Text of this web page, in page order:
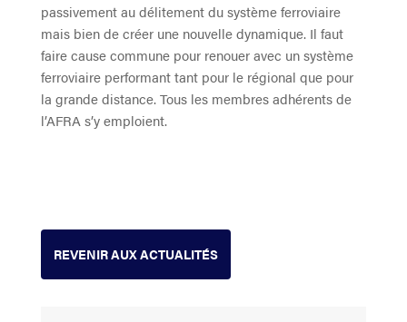
passivement au délitement du système ferroviaire
mais bien de créer une nouvelle dynamique. Il faut
faire cause commune pour renouer avec un système
ferroviaire performant tant pour le régional que pour
la grande distance. Tous les membres adhérents de
l’AFRA s’y emploient.
REVENIR AUX ACTUALITÉS